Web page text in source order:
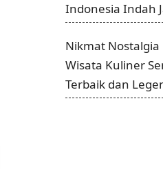
Indonesia Indah
Nikmat Nostalgia
Wisata Kuliner
Terbaik dan